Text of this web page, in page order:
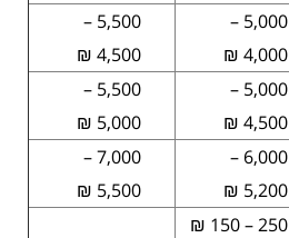
5,000 –
4,000 ₪
5,500 –
4,500 ₪
5,000 –
4,500 ₪
5,500 –
5,000 ₪
6,000 –
5,200 ₪
7,000 –
5,500 ₪
250 – 150 ₪